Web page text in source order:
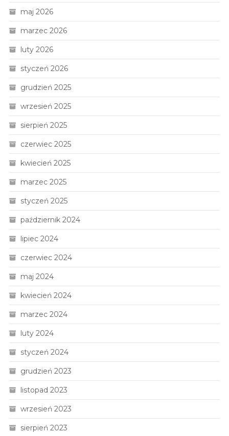
maj 2026
marzec 2026
luty 2026
styczeń 2026
grudzień 2025
wrzesień 2025
sierpień 2025
czerwiec 2025
kwiecień 2025
marzec 2025
styczeń 2025
październik 2024
lipiec 2024
czerwiec 2024
maj 2024
kwiecień 2024
marzec 2024
luty 2024
styczeń 2024
grudzień 2023
listopad 2023
wrzesień 2023
sierpień 2023